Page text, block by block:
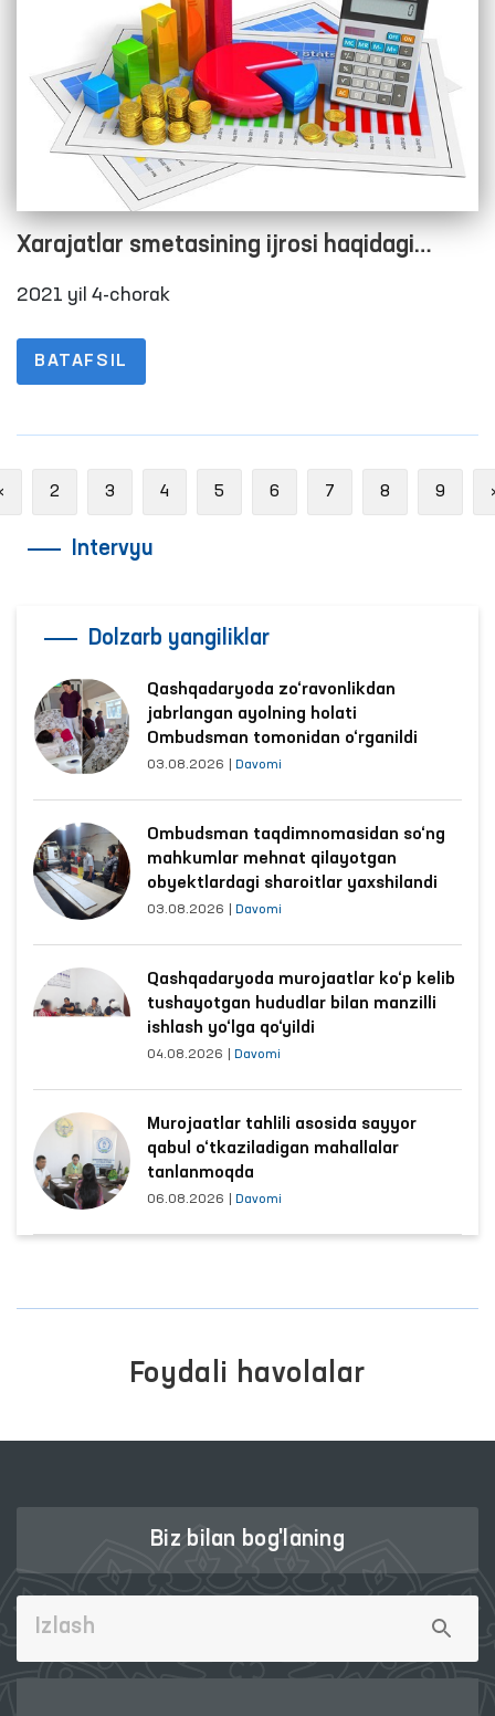
Xarajatlar smetasining ijrosi haqidagi
hisobot
2021 yil 4-chorak
BATAFSIL
Previous
2 3 4 5 6 7 8 9
Intervyu
Dolzarb yangiliklar
Qashqadaryoda zo‘ravonlikdan
jabrlangan ayolning holati
Ombudsman tomonidan o‘rganildi
03.08.2026 Davomi
Ombudsman taqdimnomasidan so‘ng
mahkumlar mehnat qilayotgan
obyektlardagi sharoitlar yaxshilandi
03.08.2026 Davomi
Qashqadaryoda murojaatlar ko‘p kelib
tushayotgan hududlar bilan manzilli
ishlash yo‘lga qo‘yildi
04.08.2026 Davomi
Murojaatlar tahlili asosida sayyor
qabul o‘tkaziladigan mahallalar
tanlanmoqda
06.08.2026 Davomi
Foydali havolalar
Biz bilan bog'laning